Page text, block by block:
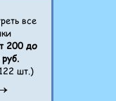
все
200 до
шт.)